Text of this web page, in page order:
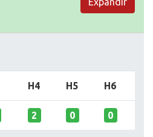
H4 H5 H6
2 0 0